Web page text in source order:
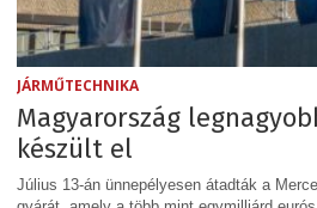
JÁRMŰTECHNIKA
Magyarország
készült el
Július 13-án ünnepélyesen átadták a